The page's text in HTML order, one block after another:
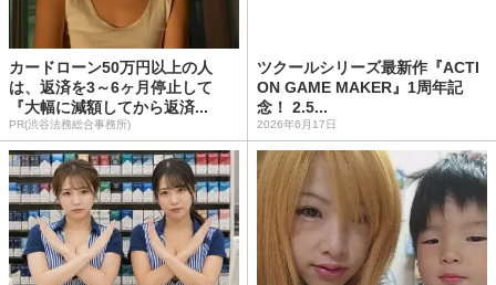
カードローン50万円以上の人
は、返済を3～6ヶ月停止して
『大幅に減額してから返済...
PR(渋谷法務総合事務所)
ツクールシリーズ最新作『ACTI
ON GAME MAKER』1周年記
念！ 2.5...
2026年6月17日